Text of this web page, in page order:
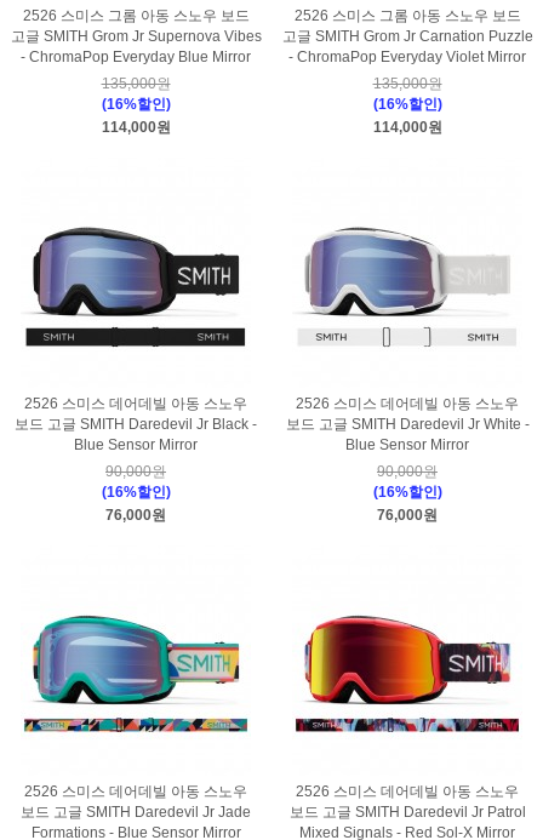
2526 스미스 그롬 아동 스노우 보드
고글 SMITH Grom Jr Supernova Vibes
- ChromaPop Everyday Blue Mirror
135,000원
(16%할인)
114,000원
2526 스미스 그롬 아동 스노우 보드
고글 SMITH Grom Jr Carnation Puzzle
- ChromaPop Everyday Violet Mirror
135,000원
(16%할인)
114,000원
2526 스미스 데어데빌 아동 스노우
보드 고글 SMITH Daredevil Jr Black -
Blue Sensor Mirror
90,000원
(16%할인)
76,000원
2526 스미스 데어데빌 아동 스노우
보드 고글 SMITH Daredevil Jr White -
Blue Sensor Mirror
90,000원
(16%할인)
76,000원
2526 스미스 데어데빌 아동 스노우
보드 고글 SMITH Daredevil Jr Jade
Formations - Blue Sensor Mirror
2526 스미스 데어데빌 아동 스노우
보드 고글 SMITH Daredevil Jr Patrol
Mixed Signals - Red Sol-X Mirror